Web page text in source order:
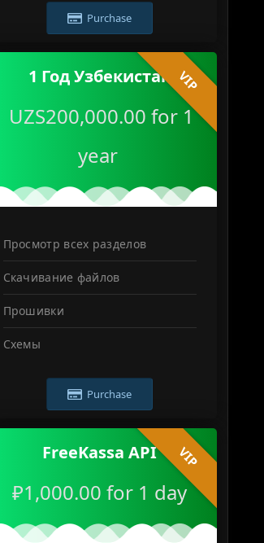
Purchase
VIP
1 Год Узбекистан
UZS200,000.00 for 1
year
Просмотр всех разделов
Скачивание файлов
Прошивки
Схемы
Purchase
VIP
FreeKassa API
₽1,000.00 for 1 day